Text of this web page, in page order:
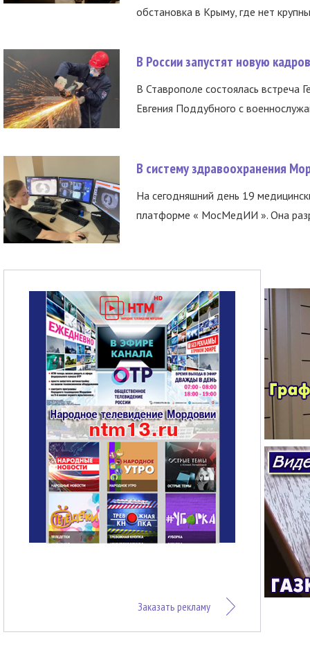
обстановка в Крыму, где нет
В России запустят новую
В Ставрополе состоялась встреча
Евгения Поддубного с
В систему здравоохранения
На сегодняшний день 19
платформе « МосМедИИ ». Она
Заказать рекламу